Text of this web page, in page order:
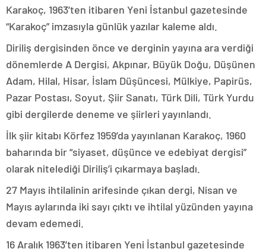
Karakoç, 1963’ten itibaren Yeni İstanbul gazetesinde
“Karakoç” imzasıyla günlük yazılar kaleme aldı.
Diriliş dergisinden önce ve derginin yayına ara verdiği
dönemlerde A Dergisi, Akpınar, Büyük Doğu, Düşünen
Adam, Hilal, Hisar, İslam Düşüncesi, Mülkiye, Papirüs,
Pazar Postası, Soyut, Şiir Sanatı, Türk Dili, Türk Yurdu
gibi dergilerde deneme ve şiirleri yayınlandı.
İlk şiir kitabı Körfez 1959’da yayınlanan Karakoç, 1960
baharında bir “siyaset, düşünce ve edebiyat dergisi”
olarak nitelediği Diriliş’i çıkarmaya başladı.
27 Mayıs ihtilalinin arifesinde çıkan dergi, Nisan ve
Mayıs aylarında iki sayı çıktı ve ihtilal yüzünden yayına
devam edemedi.
16 Aralık 1963’ten itibaren Yeni İstanbul gazetesinde